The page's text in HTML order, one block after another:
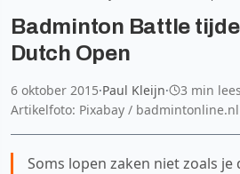
Badminton Battle
Dutch Open
6 oktober 2015·Paul Kleijn· 3 min
Artikelfoto: Pixabay / badmintonline.nl
Soms lopen zaken niet zoals